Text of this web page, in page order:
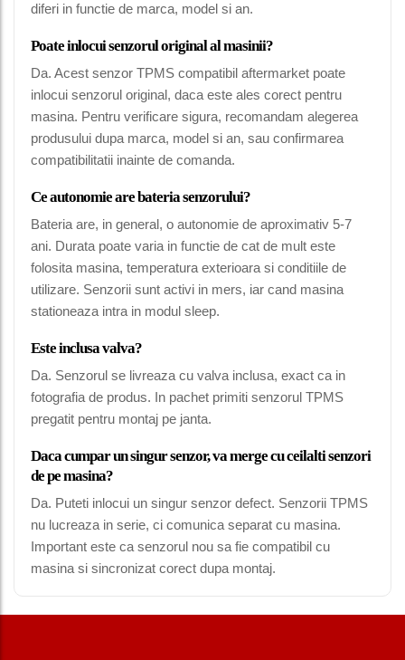
diferi in functie de marca, model si an.
Poate inlocui senzorul original al masinii?
Da. Acest senzor TPMS compatibil aftermarket poate
inlocui senzorul original, daca este ales corect pentru
masina. Pentru verificare sigura, recomandam alegerea
produsului dupa marca, model si an, sau confirmarea
compatibilitatii inainte de comanda.
Ce autonomie are bateria senzorului?
Bateria are, in general, o autonomie de aproximativ 5-7
ani. Durata poate varia in functie de cat de mult este
folosita masina, temperatura exterioara si conditiile de
utilizare. Senzorii sunt activi in mers, iar cand masina
stationeaza intra in modul sleep.
Este inclusa valva?
Da. Senzorul se livreaza cu valva inclusa, exact ca in
fotografia de produs. In pachet primiti senzorul TPMS
pregatit pentru montaj pe janta.
Daca cumpar un singur senzor, va merge cu ceilalti senzori
de pe masina?
Da. Puteti inlocui un singur senzor defect. Senzorii TPMS
nu lucreaza in serie, ci comunica separat cu masina.
Important este ca senzorul nou sa fie compatibil cu
masina si sincronizat corect dupa montaj.